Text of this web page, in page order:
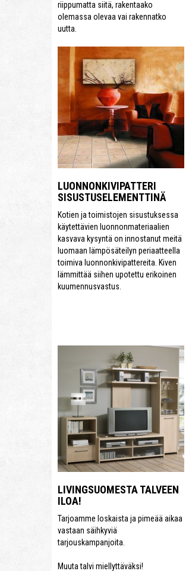
riippumatta siitä, rakentaako
olemassa olevaa vai rakennatko
uutta.
LUONNONKIVIPATTERI
SISUSTUSELEMENTTINÄ
Kotien ja toimistojen sisustuksessa
käytettävien luonnonmateriaalien
kasvava kysyntä on innostanut meitä
luomaan lämpösäteilyn periaatteella
toimiva luonnonkivipattereita. Kiven
lämmittää siihen upotettu erikoinen
kuumennusvastus.
LIVINGSUOMESTA TALVEEN
ILOA!
Tarjoamme loskaista ja pimeää aikaa
vastaan säihkyviä
tarjouskampanjoita.
Muuta talvi miellyttäväksi!